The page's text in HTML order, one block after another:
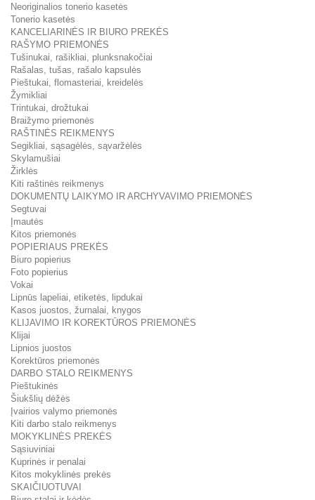
Neoriginalios tonerio kasetės
Tonerio kasetės
KANCELIARINĖS IR BIURO PREKĖS
RAŠYMO PRIEMONĖS
Tušinukai, rašikliai, plunksnakočiai
Rašalas, tušas, rašalo kapsulės
Pieštukai, flomasteriai, kreidelės
Žymikliai
Trintukai, drožtukai
Braižymo priemonės
RAŠTINĖS REIKMENYS
Segikliai, sąsagėlės, sąvaržėlės
Skylamušiai
Žirklės
Kiti raštinės reikmenys
DOKUMENTŲ LAIKYMO IR ARCHYVAVIMO PRIEMONĖS
Segtuvai
Įmautės
Kitos priemonės
POPIERIAUS PREKĖS
Biuro popierius
Foto popierius
Vokai
Lipnūs lapeliai, etiketės, lipdukai
Kasos juostos, žurnalai, knygos
KLIJAVIMO IR KOREKTŪROS PRIEMONĖS
Klijai
Lipnios juostos
Korektūros priemonės
DARBO STALO REIKMENYS
Pieštukinės
Šiukšlių dėžės
Įvairios valymo priemonės
Kiti darbo stalo reikmenys
MOKYKLINĖS PREKĖS
Sąsiuviniai
Kuprinės ir penalai
Kitos mokyklinės prekės
SKAIČIUOTUVAI